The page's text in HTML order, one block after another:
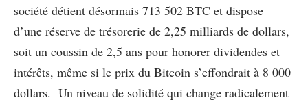
société détient désormais 713 502 BTC et dispose
d’une réserve de trésorerie de 2,25 milliards de dollars,
soit un coussin de 2,5 ans pour honorer dividendes et
intérêts, même si le prix du Bitcoin s’effondrait à 8 000
dollars. Un niveau de solidité qui change radicalement